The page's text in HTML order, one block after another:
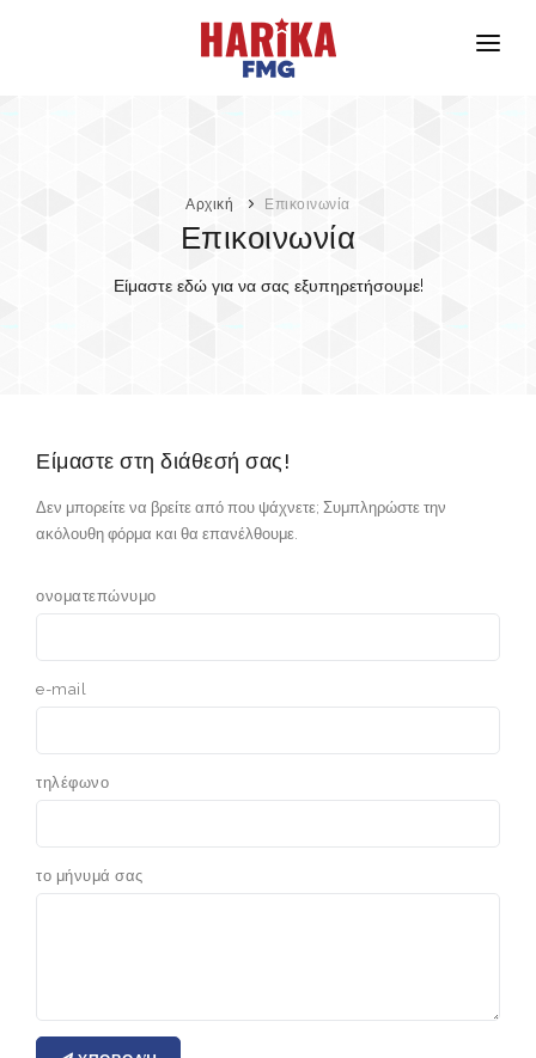
Ασφάλεια Προϊόντων
Επικοινωνία
Αρχική Επικοινωνία
Επικοινωνία
Είμαστε εδώ για να σας εξυπηρετήσουμε!
Είμαστε στη διάθεσή σας!
Δεν μπορείτε να βρείτε από που ψάχνετε; Συμπληρώστε την
ακόλουθη φόρμα και θα επανέλθουμε.
ονοματεπώνυμο
e-mail
τηλέφωνο
το μήνυμά σας